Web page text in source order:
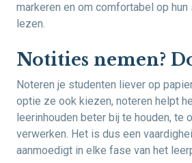
markeren en om comfortabel op
lezen.
Notities nemen?
Noteren je studenten liever op
optie ze ook kiezen, noteren helpt
leerinhouden beter bij te houden, te
verwerken. Het is dus een
aanmoedigt in elke fase van het